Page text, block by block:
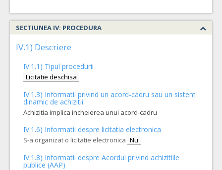
SECTIUNEA IV: PROCEDURA
IV.1) Descriere
IV.1.1) Tipul procedurii
Licitatie deschisa
IV.1.3) Informatii privind un acord-cadru sau un sistem
dinamic de achizitii:
Achizitia implica incheierea unui acord-cadru
IV.1.6) Informatii despre licitatia electronica
S-a organizat o licitatie electronica Nu
IV.1.8) Informatii despre Acordul privind achizitiile
publice (AAP)